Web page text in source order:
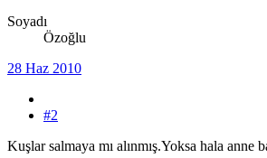
Soyadı
Özoğlu
28 Haz 2010
#2
Kuşlar salmaya mı alınmış.Yoksa hala anne